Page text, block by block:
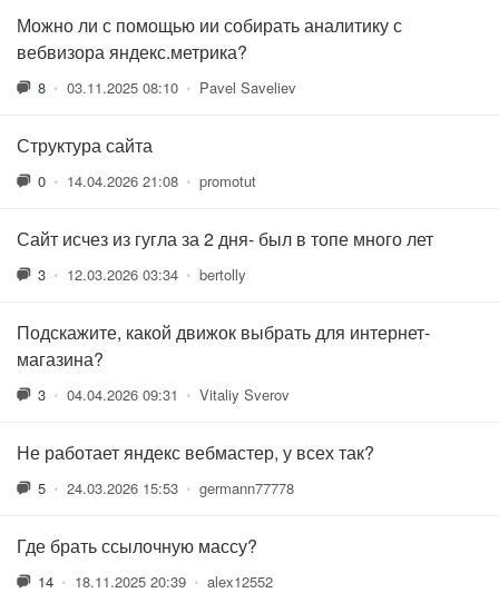
Можно ли с помощью ии собирать аналитику с
вебвизора яндекс.метрика?
8 • 03.11.2025 08:10 • Pavel Saveliev
Структура сайта
0 • 14.04.2026 21:08 • promotut
Сайт исчез из гугла за 2 дня- был в топе много лет
3 • 12.03.2026 03:34 • bertolly
Подскажите, какой движок выбрать для интернет-
магазина?
3 • 04.04.2026 09:31 • Vitaliy Sverov
Не работает яндекс вебмастер, у всех так?
5 • 24.03.2026 15:53 • germann77778
Где брать ссылочную массу?
14 • 18.11.2025 20:39 • alex12552